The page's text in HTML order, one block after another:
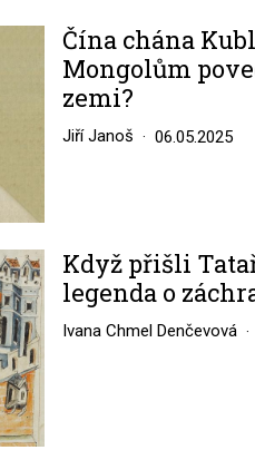
Čína chána
Mongolům
zemi?
Jiří Janoš 06.05.2025
Když přišli
legenda o
Ivana Chmel Denčevová